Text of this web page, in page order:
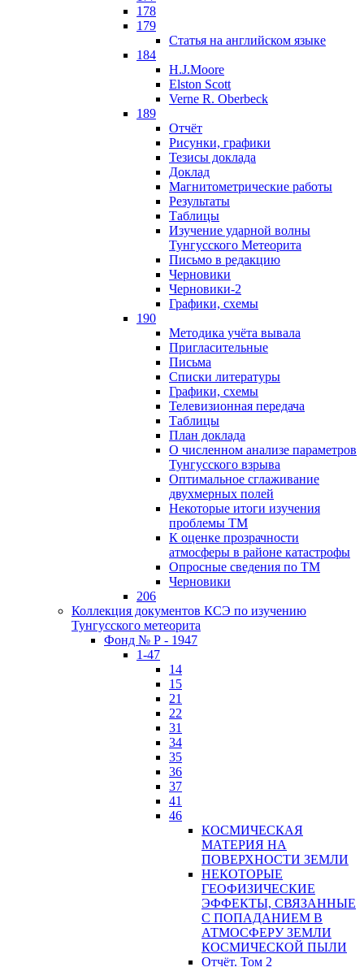
178
179
Статья на английском языке
184
H.J.Moore
Elston Scott
Verne R. Oberbeck
189
Отчёт
Рисунки, графики
Тезисы доклада
Доклад
Магнитометрические работы
Результаты
Таблицы
Изучение ударной волны
Тунгусского Метеорита
Письмо в редакцию
Черновики
Черновики-2
Графики, схемы
190
Методика учёта вывала
Пригласительные
Письма
Списки литературы
Графики, схемы
Телевизионная передача
Таблицы
План доклада
О численном анализе параметров
Тунгусского взрыва
Оптимальное сглаживание
двухмерных полей
Некоторые итоги изучения
проблемы ТМ
К оценке прозрачности
атмосферы в районе катастрофы
Опросные сведения по ТМ
Черновики
206
Коллекция документов КСЭ по изучению
Тунгусского метеорита
Фонд № Р - 1947
1-47
14
15
21
22
31
34
35
36
37
41
46
КОСМИЧЕСКАЯ
МАТЕРИЯ НА
ПОВЕРХНОСТИ ЗЕМЛИ
НЕКОТОРЫЕ
ГЕОФИЗИЧЕСКИЕ
ЭФФЕКТЫ, СВЯЗАННЫЕ
С ПОПАДАНИЕМ В
АТМОСФЕРУ ЗЕМЛИ
КОСМИЧЕСКОЙ ПЫЛИ
Отчёт. Том 2